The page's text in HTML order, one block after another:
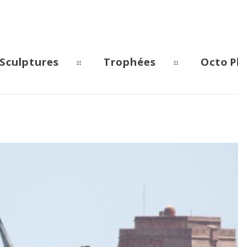
Sculptures Trophées Octo